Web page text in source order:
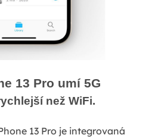
13 Pro umí 5G
než WiFi.
13 Pro je integrovaná